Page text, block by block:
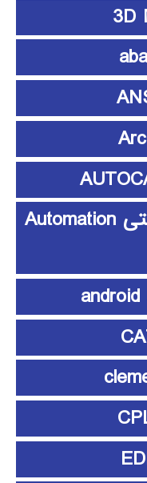
آموزش اتوماسیون صنعتی Automation